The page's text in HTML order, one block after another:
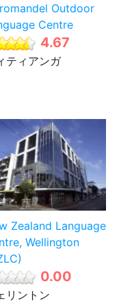
Outdoor
Centre
4.67
ティアンガ
Zealand Language
Wellington
0.00
リントン